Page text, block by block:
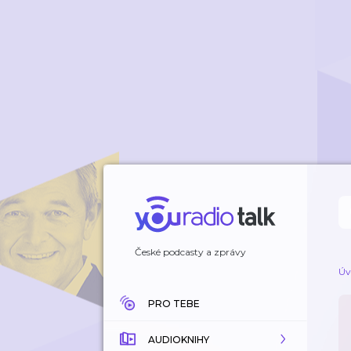
České podcasty a zprávy
PRO TEBE
AUDIOKNIHY